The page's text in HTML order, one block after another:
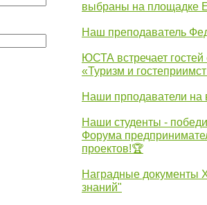
выбраны на площадке
Наш преподаватель
ЮСТА встречает гостей
«Туризм и
Наши прподаватели
Наши студенты -
Форума
проектов!🏆
Наградные документы
знаний"